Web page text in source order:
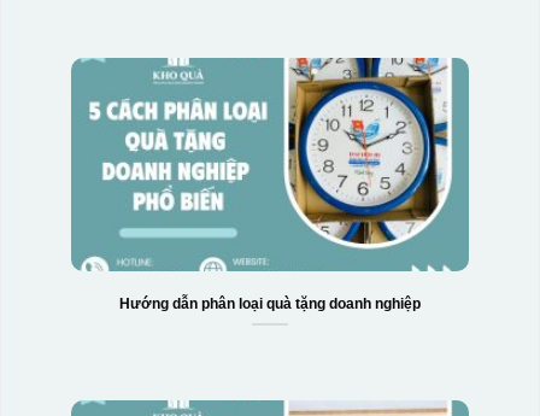
Hướng dẫn phân loại quà tặng doanh nghiệp